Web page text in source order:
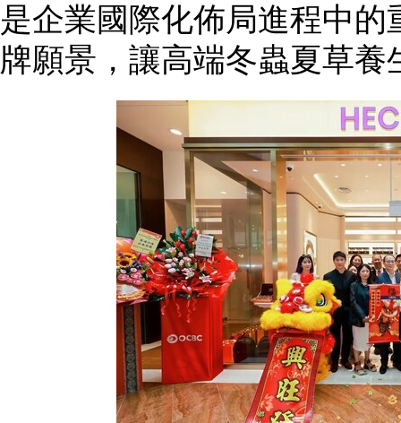
是企業國際化佈局進程中
牌願景，讓高端冬蟲夏草